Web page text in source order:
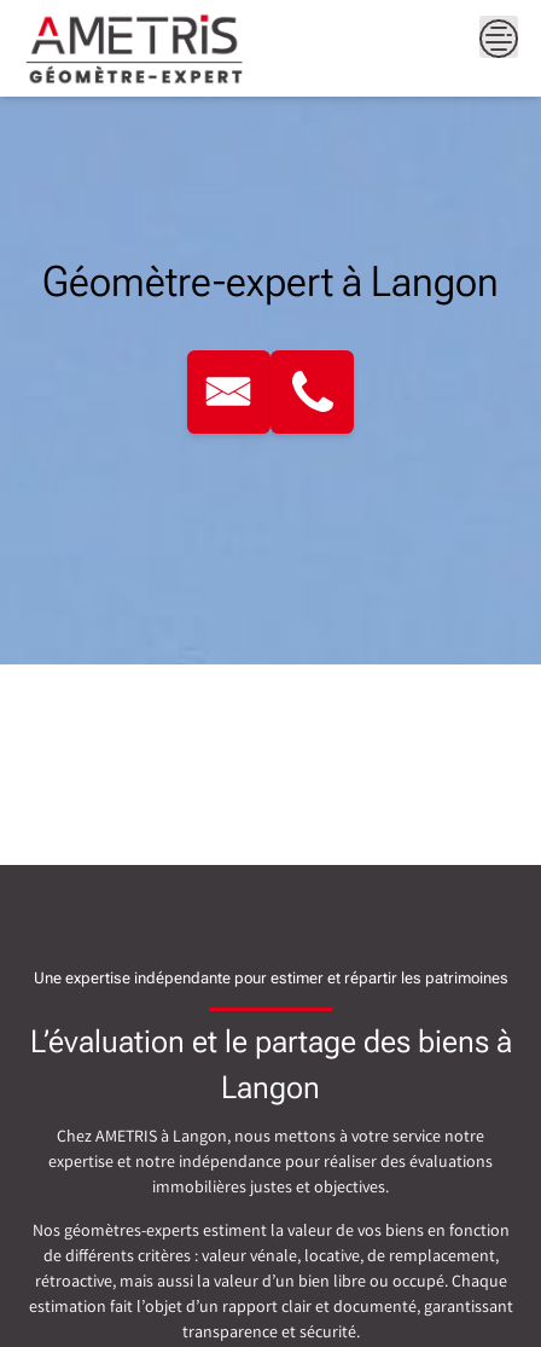
content
Géomètre-expert à Langon
Une expertise indépendante pour estimer et répartir les patrimoines
L’évaluation et le partage des biens à
Langon
Chez AMETRIS à Langon, nous mettons à votre service notre
expertise et notre indépendance pour réaliser des évaluations
immobilières justes et objectives.
Nos géomètres-experts estiment la valeur de vos biens en fonction
de différents critères : valeur vénale, locative, de remplacement,
rétroactive, mais aussi la valeur d’un bien libre ou occupé. Chaque
estimation fait l’objet d’un rapport clair et documenté, garantissant
transparence et sécurité.